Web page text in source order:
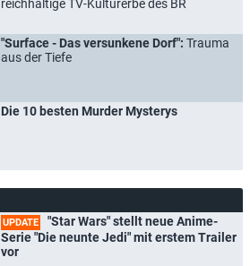
reichhaltige TV-Kulturerbe des BR
"Surface - Das versunkene Dorf": Trauma
aus der Tiefe
Die 10 besten Murder Mysterys
UPDATE
"Star Wars" stellt neue Anime-
Serie "Die neunte Jedi" mit erstem Trailer
vor